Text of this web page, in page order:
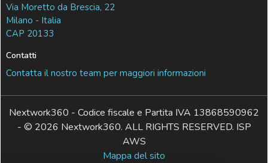
Via Moretto da Brescia, 22
Milano - Italia
CAP 20133
Contatti
Contatta il nostro team per maggiori informazioni
Nextwork360 - Codice fiscale e Partita IVA 13868590962
- © 2026 Nextwork360. ALL RIGHTS RESERVED. ISP
AWS
Mappa del sito